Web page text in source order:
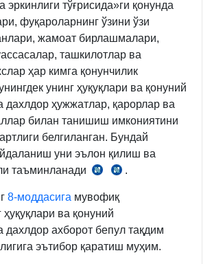
й.
ЎРҚ-800-
сон
23-
м.
эркинлиги тўғрисида»ги қонунда
фуқароларнинг ўзини ўзи
жамоат бирлашмалари,
ташкилотлар ва
ҳар кимга қонунчилик
унинг ҳуқуқлари ва қонуний
дахлдор ҳужжатлар, қарорлар ва
билан танишиш имкониятини
белгиланган. Бундай
уни эълон қилиш ва
таъминланади
24.04.1997
ЎРҚ-400-
I-
7-
20.04.2021
ЎРҚ-682-
47-
.
8-моддасига мувофиқ
ва қонуний
дахлдор ахборот бепул тақдим
эътибор қаратиш муҳим.